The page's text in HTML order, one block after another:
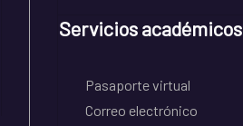
Servicios académicos
Pasaporte virtual
Correo electrónico